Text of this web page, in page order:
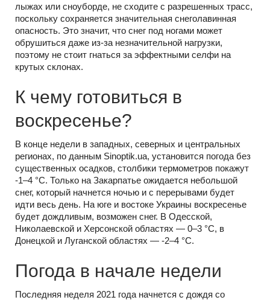
лыжах или сноуборде, не сходите с разрешенных трасс,
поскольку сохраняется значительная снеголавинная
опасность. Это значит, что снег под ногами может
обрушиться даже из-за незначительной нагрузки,
поэтому не стоит гнаться за эффектными селфи на
крутых склонах.
К чему готовиться в
воскресенье?
В конце недели в западных, северных и центральных
регионах, по данным Sinoptik.ua, установится погода без
существенных осадков, столбики термометров покажут
-1–4 °С. Только на Закарпатье ожидается небольшой
снег, который начнется ночью и с перерывами будет
идти весь день. На юге и востоке Украины воскресенье
будет дождливым, возможен снег. В Одесской,
Николаевской и Херсонской областях — 0–3 °С, в
Донецкой и Луганской областях — -2–4 °С.
Погода в начале недели
Последняя неделя 2021 года начнется с дождя со